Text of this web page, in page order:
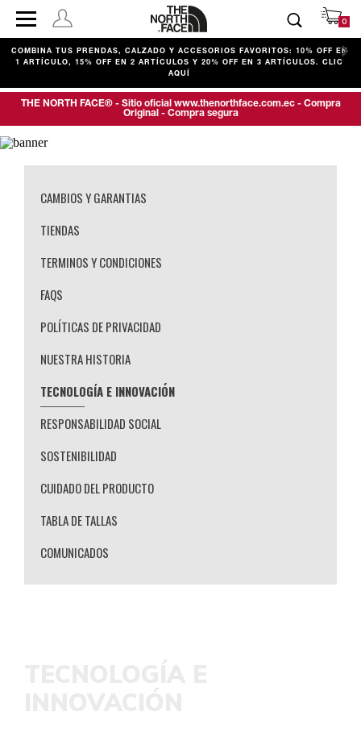
0
COMBINA TUS PRENDAS, CALZADO Y ACCESORIOS FAVORITOS: 10% OFF EN
1 ARTÍCULO, 15% OFF EN 2 ARTÍCULOS Y 20% OFF EN 3 ARTÍCULOS. CLIC
AQUÍ
THE NORTH FACE® - Sitio oficial www.thenorthface.com.ec - Compra
Original - Compra segura
CAMBIOS Y GARANTIAS
TIENDAS
TERMINOS Y CONDICIONES
FAQS
POLÍTICAS DE PRIVACIDAD
NUESTRA HISTORIA
TECNOLOGÍA E INNOVACIÓN
RESPONSABILIDAD SOCIAL
SOSTENIBILIDAD
CUIDADO DEL PRODUCTO
TABLA DE TALLAS
COMUNICADOS